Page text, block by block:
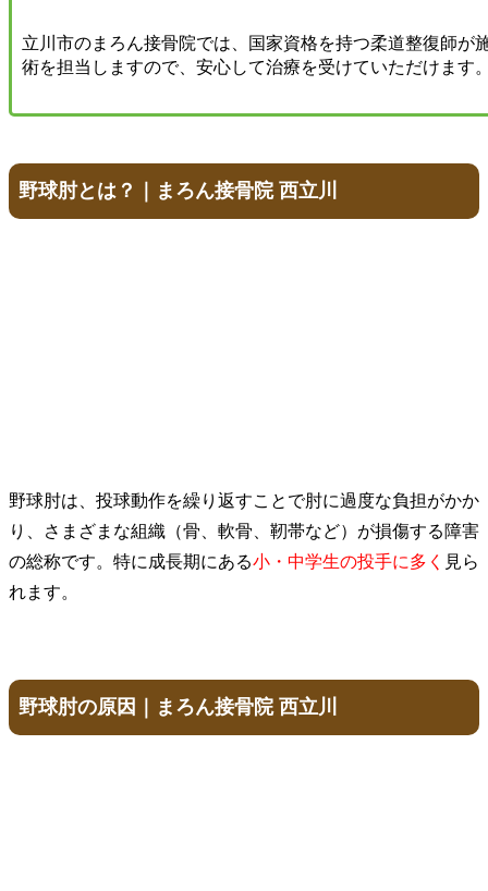
立川市のまろん接骨院では、国家資格を持つ柔道整復師が
術を担当しますので、安心して治療を受けていただけます
​野球肘とは？｜まろん接骨院 西立川
​野球肘は、投球動作を繰り返すことで肘に過度な負担がかか
り、さまざまな組織（骨、軟骨、靭帯など）が損傷する障害
の総称です。特に成長期にある小・中学生の投手に多く 見ら
れます。
​野球肘の原因｜まろん接骨院 西立川